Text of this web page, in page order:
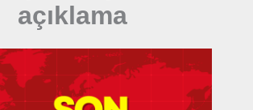
açıklama